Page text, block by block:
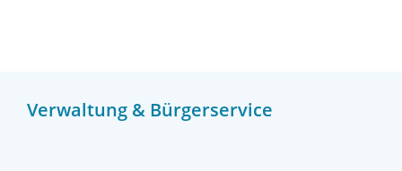
Verwaltung & Bürgerservice